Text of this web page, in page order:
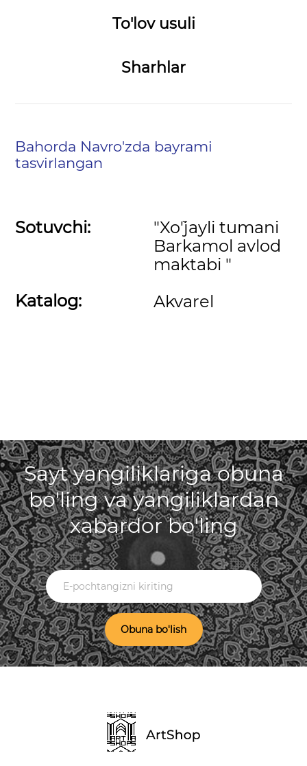
To'lov usuli
Sharhlar
Bahorda Navro'zda bayrami
tasvirlangan
Sotuvchi:
Katalog:
"Xo`'jayli tumani
Barkamol avlod
maktabi "
Akvarel
Sayt yangiliklariga obuna
bo'ling va yangiliklardan
xabardor bo'ling
Obuna bo'lish